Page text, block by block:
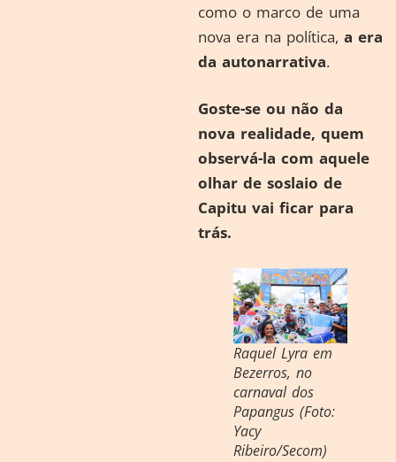
como o marco de uma
nova era na política, a era
da autonarrativa.
Goste-se ou não da
nova realidade, quem
observá-la com aquele
olhar de soslaio de
Capitu vai ficar para
trás.
Raquel Lyra em
Bezerros, no
carnaval dos
Papangus (Foto:
Yacy
Ribeiro/Secom)